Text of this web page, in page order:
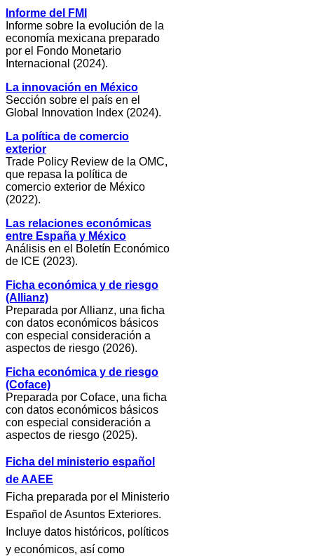
Informe del FMI
Informe sobre la evolución de la
economía mexicana preparado
por el Fondo Monetario
Internacional (2024).
La innovación en México
Sección sobre el país en el
Global Innovation Index (2024).
La política de comercio
exterior
Trade Policy Review de la OMC,
que repasa la política de
comercio exterior de México
(2022).
Las relaciones económicas
entre España y México
Análisis en el Boletín Económico
de ICE (2023).
Ficha económica y de riesgo
(Allianz)
Preparada por Allianz, una ficha
con datos económicos básicos
con especial consideración a
aspectos de riesgo (2026).
Ficha económica y de riesgo
(Coface)
Preparada por Coface, una ficha
con datos económicos básicos
con especial consideración a
aspectos de riesgo (2025).
Ficha del ministerio español
de AAEE
Ficha preparada por el Ministerio
Español de Asuntos Exteriores.
Incluye datos históricos, políticos
y económicos, así como